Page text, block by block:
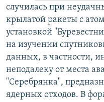
случилась при
крылатой ракеты с
установкой
на изучении
данных, в частности,
неподалеку от места
"Серебрянка",
ядерных отходов. В